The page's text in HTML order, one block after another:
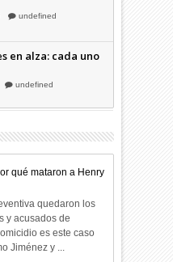
undefined
en alza: cada uno
undefined
qué mataron a Henry
quedaron los
y acusados de
es este caso
Jiménez y ...